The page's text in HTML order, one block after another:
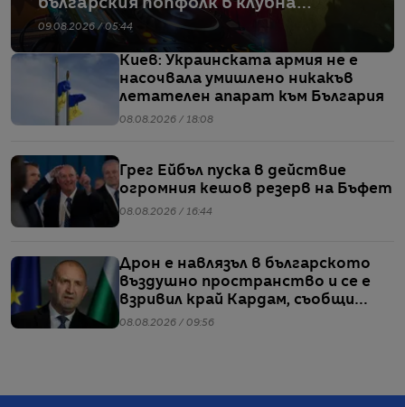
българския попфолк в клубна
екзотика
09.08.2026 / 05:44
Киев: Украинската армия не е
насочвала умишлено никакъв
летателен апарат към България
08.08.2026 / 18:08
Грег Ейбъл пуска в действие
огромния кешов резерв на Бъфет
08.08.2026 / 16:44
Дрон е навлязъл в българското
въздушно пространство и се е
взривил край Кардам, съобщи
Радев
08.08.2026 / 09:56